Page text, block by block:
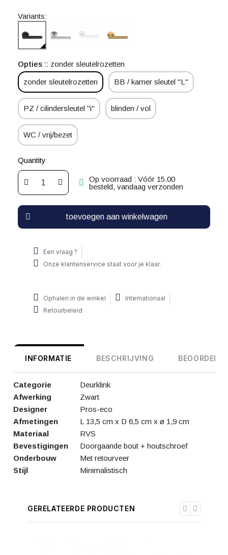
Variants:
Opties : zonder sleutelrozetten
zonder sleutelrozetten BB / kamer sleutel "L"
PZ / cilindersleutel "i" blinden / vol
WC / vrij/bezet
Quantity
Op voorraad : Vóór 15.00
besteld, vandaag verzonden
toevoegen aan winkelwagen
Een vraag ?
Onze klantenservice staat voor je klaar.
Ophalen in de winkel
Internationaal
Retourbeleid
INFORMATIE BESCHRIJVING
Categorie
Deurklink
Afwerking
Zwart
Designer
Pros-eco
Afmetingen
L 13,5 cm x D 6,5 cm x ø 1,9 cm
Materiaal
RVS
Bevestigingen
Doorgaande bout + houtschroef
Onderbouw
Met retourveer
Stijl
Minimalistisch
GERELATEERDE PRODUCTEN